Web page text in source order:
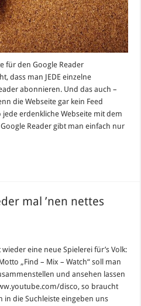
für den Google Reader
dass man JEDE einzelne
abonnieren. Und das auch –
die Webseite gar kein Feed
erdenkliche Webseite mit dem
Reader gibt man einfach nur
mal ’nen nettes
eine neue Spielerei für’s Volk:
„Find – Mix – Watch“ soll man
und ansehen lassen
disco, so braucht
die Suchleiste eingeben uns